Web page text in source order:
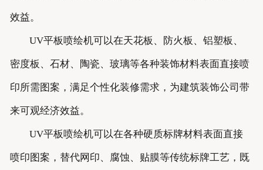
效益。
UV平板喷绘机可以在天花板、防火板、铝塑板、
密度板、石材、陶瓷、玻璃等各种装饰材料表面直接喷
印所需图案，满足个性化装修需求，为建筑装饰公司带
来可观经济效益。
UV平板喷绘机可以在各种硬质标牌材料表面直接
喷印图案，替代网印、腐蚀、贴膜等传统标牌工艺，既